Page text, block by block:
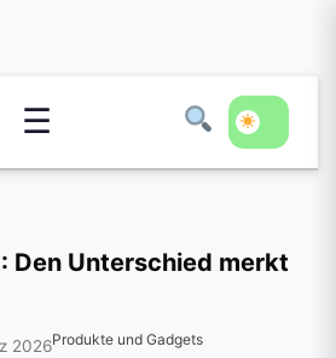
☰
Den Unterschied merkt
2026Produkte und Gadgets